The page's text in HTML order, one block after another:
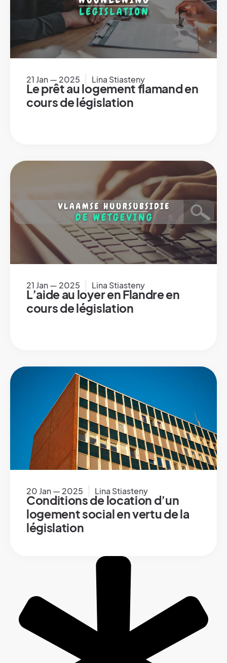
21 Jan — 2025 Lina Stiasteny
Le prêt au logement flamand en
cours de législation
21 Jan — 2025 Lina Stiasteny
L’aide au loyer en Flandre en
cours de législation
20 Jan — 2025 Lina Stiasteny
Conditions de location d’un
logement social en vertu de la
législation